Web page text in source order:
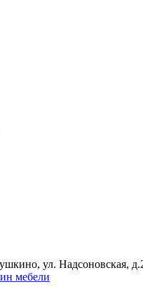
ул. Надсоновская,
мебели